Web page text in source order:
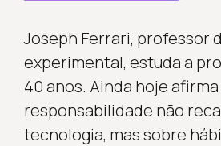
Joseph Ferrari, professor
experimental, estuda a
40 anos. Ainda hoje afirma
responsabilidade não
tecnologia, mas sobre